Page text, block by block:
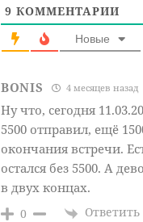
9 КОММЕНТАРИИ
Новые
BONIS 4 месяцев назад
Ну что, сегодня
5500 отправил, ещё
окончания встречи.
остался без 5500. А
в двух концах.
0 Ответить